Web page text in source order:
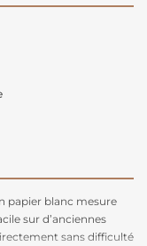
papier blanc mesure
sur d’anciennes
sans difficulté